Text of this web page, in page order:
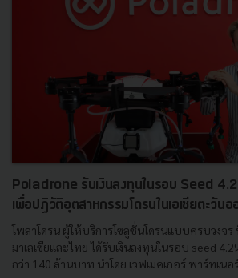
Poladrone รับเงินลงทุนในรอบ Seed
เพื่อปฏิวัติอุตสาหกรรมโดรนในเอเชียตะวันอ
โพลาโดรน ผู้ให้บริการโซลูชั่นโดรนแบบครบวงจร
มาเลเซียและไทย ได้รับเงินลงทุนในรอบ seed
กว่า 140 ล้านบาท นำโดย เวฟเมคเกอร์ พาร์ทเนอร์